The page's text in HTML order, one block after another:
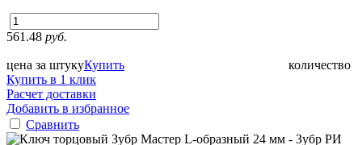
561.48 руб.
цена за штуку количество
Купить
Купить в 1 клик
Расчет доставки
Добавить в избранное
Сравнить